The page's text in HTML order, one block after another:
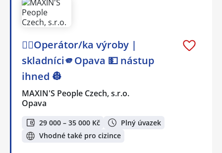
👷‍♂️Operátor/ka výroby |
skladníci🫵Opava 💵 nástup
ihned 👷
MAXIN'S People Czech, s.r.o.
Opava
29 000 – 35 000 Kč
Plný úvazek
Vhodné také pro cizince